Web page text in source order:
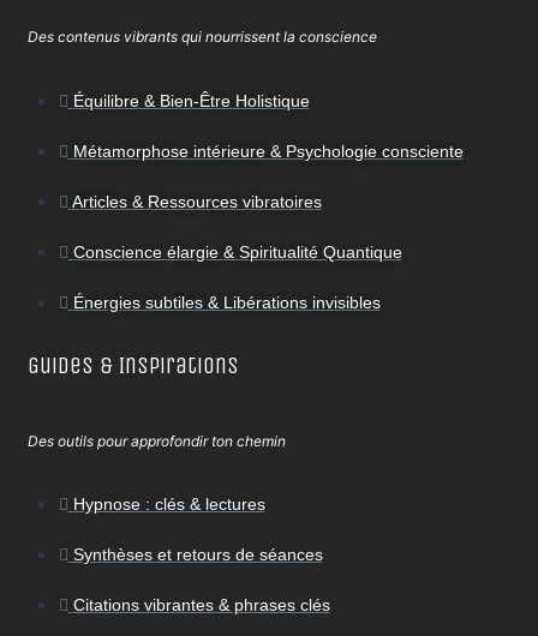
Des contenus vibrants qui nourrissent la conscience
Équilibre & Bien-Être Holistique
Métamorphose intérieure & Psychologie consciente
Articles & Ressources vibratoires
Conscience élargie & Spiritualité Quantique
Énergies subtiles & Libérations invisibles
Guides & Inspirations
Des outils pour approfondir ton chemin
Hypnose : clés & lectures
Synthèses et retours de séances
Citations vibrantes & phrases clés